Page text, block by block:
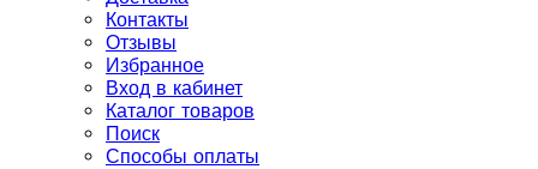
Контакты
Отзывы
Избранное
Вход в кабинет
Каталог товаров
Поиск
Способы оплаты